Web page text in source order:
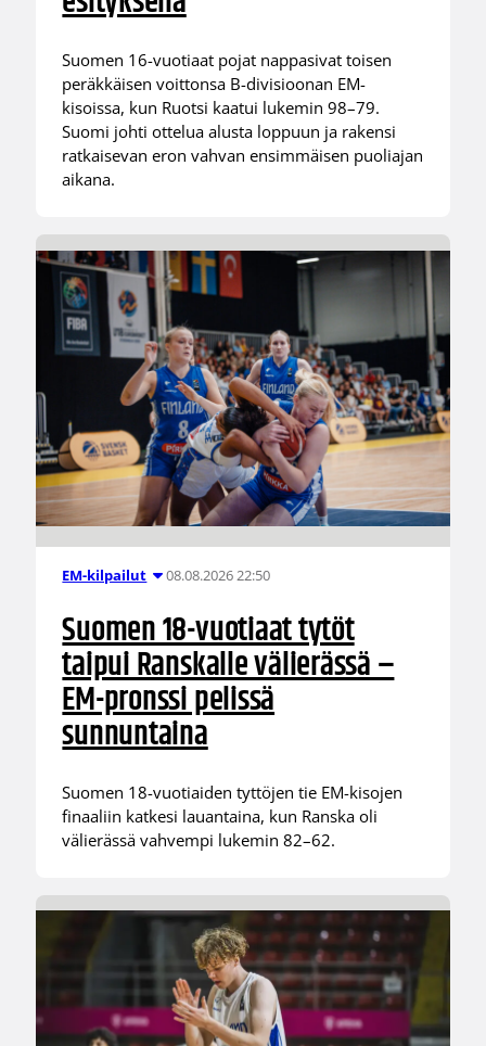
Suomen 16-vuotiaat pojat nappasivat toisen
peräkkäisen voittonsa B-divisioonan EM-
kisoissa, kun Ruotsi kaatui lukemin 98–79.
Suomi johti ottelua alusta loppuun ja rakensi
ratkaisevan eron vahvan ensimmäisen puoliajan
aikana.
EM-kilpailut 08.08.2026 22:50
Suomen 18-vuotiaat tytöt
taipui Ranskalle välierässä –
EM-pronssi pelissä
sunnuntaina
Suomen 18-vuotiaiden tyttöjen tie EM-kisojen
finaaliin katkesi lauantaina, kun Ranska oli
välierässä vahvempi lukemin 82–62.